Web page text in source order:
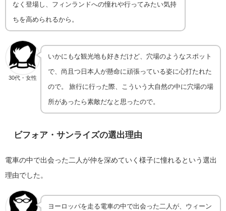
なく登場し、フィンランドへの憧れや行ってみたい気持
ちを高められるから。
30代・女性
いかにもな観光地も好きだけど、穴場のようなスポット
で、尚且つ日本人が懸命に頑張っている姿に心打たれた
ので。 旅行に行った際、こういう大自然の中に穴場の場
所があったら素敵だなと思ったので。
ビフォア・サンライズの選出理由
電車の中で出会った二人が仲を深めていく様子に憧れるという選出
理由でした。
ヨーロッパを走る電車の中で出会った二人が、ウィーン